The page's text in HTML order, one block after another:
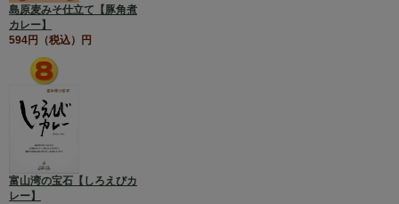
島原麦みそ仕立て【豚角煮
カレー】
594円（税込）円
富山湾の宝石【しろえびカ
レー】